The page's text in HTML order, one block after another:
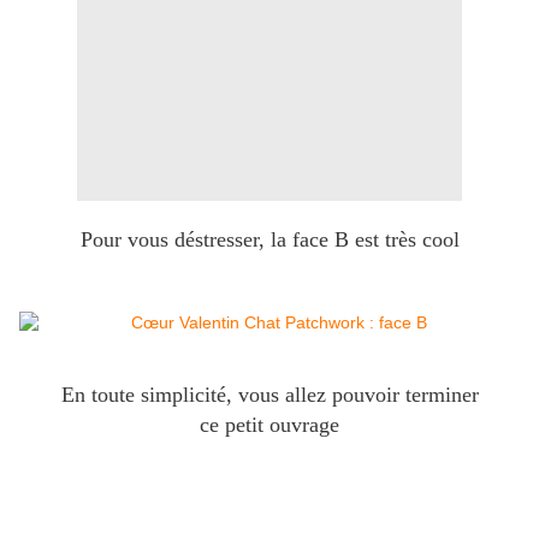
Pour vous déstresser, la face B est très cool
En toute simplicité, vous allez pouvoir terminer
ce petit ouvrage